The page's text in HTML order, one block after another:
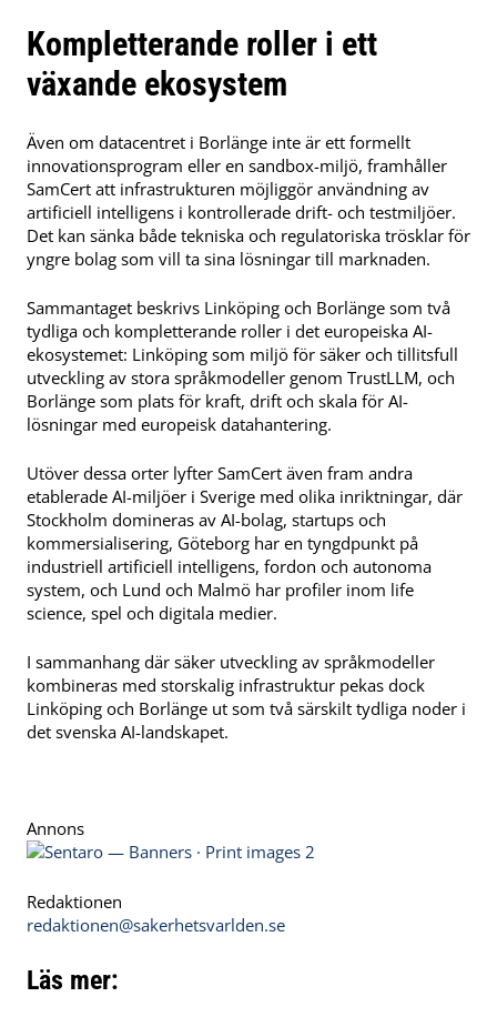
Kompletterande roller i ett
växande ekosystem
Även om datacentret i Borlänge inte är ett formellt
innovationsprogram eller en sandbox-miljö, framhåller
SamCert att infrastrukturen möjliggör användning av
artificiell intelligens i kontrollerade drift- och testmiljöer.
Det kan sänka både tekniska och regulatoriska trösklar för
yngre bolag som vill ta sina lösningar till marknaden.
Sammantaget beskrivs Linköping och Borlänge som två
tydliga och kompletterande roller i det europeiska AI-
ekosystemet: Linköping som miljö för säker och tillitsfull
utveckling av stora språkmodeller genom TrustLLM, och
Borlänge som plats för kraft, drift och skala för AI-
lösningar med europeisk datahantering.
Utöver dessa orter lyfter SamCert även fram andra
etablerade AI-miljöer i Sverige med olika inriktningar, där
Stockholm domineras av AI-bolag, startups och
kommersialisering, Göteborg har en tyngdpunkt på
industriell artificiell intelligens, fordon och autonoma
system, och Lund och Malmö har profiler inom life
science, spel och digitala medier.
I sammanhang där säker utveckling av språkmodeller
kombineras med storskalig infrastruktur pekas dock
Linköping och Borlänge ut som två särskilt tydliga noder i
det svenska AI-landskapet.
Annons
Redaktionen
redaktionen@sakerhetsvarlden.se
Läs mer: